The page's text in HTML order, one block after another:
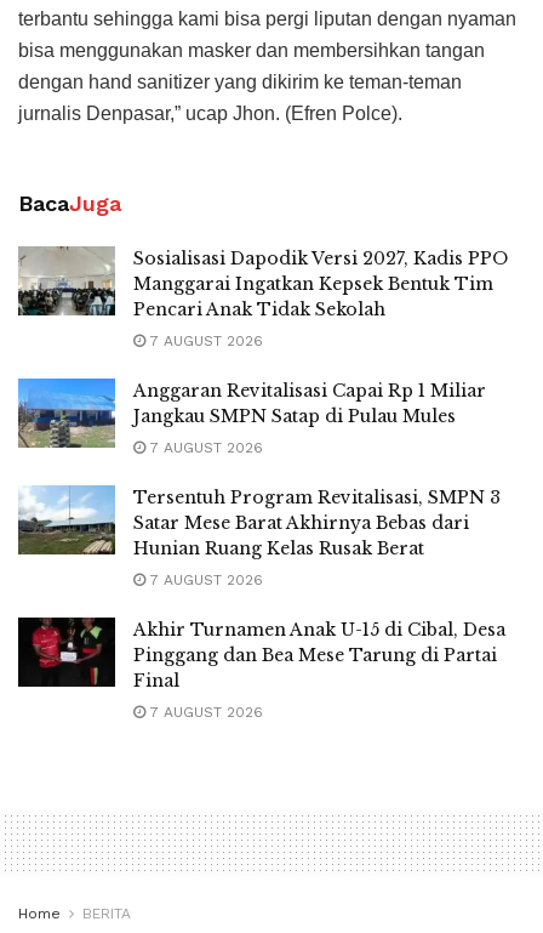
terbantu sehingga kami bisa pergi liputan dengan nyaman
bisa menggunakan masker dan membersihkan tangan
dengan hand sanitizer yang dikirim ke teman-teman
jurnalis Denpasar,” ucap Jhon. (Efren Polce).
BacaJuga
Sosialisasi Dapodik Versi 2027, Kadis PPO
Manggarai Ingatkan Kepsek Bentuk Tim
Pencari Anak Tidak Sekolah
7 AUGUST 2026
Anggaran Revitalisasi Capai Rp 1 Miliar
Jangkau SMPN Satap di Pulau Mules
7 AUGUST 2026
Tersentuh Program Revitalisasi, SMPN 3
Satar Mese Barat Akhirnya Bebas dari
Hunian Ruang Kelas Rusak Berat
7 AUGUST 2026
Akhir Turnamen Anak U-15 di Cibal, Desa
Pinggang dan Bea Mese Tarung di Partai
Final
7 AUGUST 2026
Home BERITA